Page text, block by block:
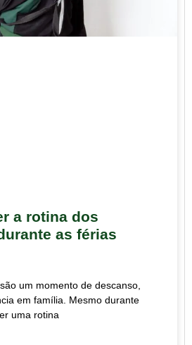
a rotina dos
as férias
um momento de descanso,
em família. Mesmo durante
uma rotina